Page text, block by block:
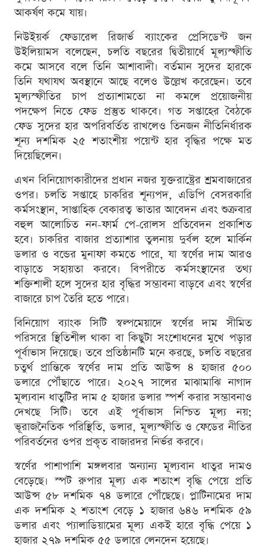
আকর্ষণ কমে যায়।
নিউইয়র্ক ফেডারেল রিজার্ভ ব্যাংকের প্রেসিডেন্ট জন
উইলিয়ামস বলেছেন, চলতি বছরের দ্বিতীয়ার্ধে মূল্যস্ফীতি
কমে আসবে বলে তিনি আশাবাদী। বর্তমান সুদের হারকে
তিনি যথাযথ অবস্থানে আছে বলেও উল্লেখ করেছেন। তবে
মূল্যস্ফীতির চাপ প্রত্যাশামতো না কমলে প্রয়োজনীয়
পদক্ষেপ নিতে ফেড প্রস্তুত থাকবে। গত সপ্তাহের বৈঠকে
ফেড সুদের হার অপরিবর্তিত রাখলেও তিনজন নীতিনির্ধারক
শূন্য দশমিক ২৫ শতাংশীয় পয়েন্ট হার বৃদ্ধির পক্ষে মত
দিয়েছিলেন।
এখন বিনিয়োগকারীদের প্রধান নজর যুক্তরাষ্ট্রের শ্রমবাজারের
ওপর। চলতি সপ্তাহে চাকরির শূন্যপদ, এডিপি বেসরকারি
কর্মসংস্থান, সাপ্তাহিক বেকারত্ব ভাতার আবেদন এবং শুক্রবার
বহুল আলোচিত নন-ফার্ম পে-রোলস প্রতিবেদন প্রকাশিত
হবে। চাকরির বাজার প্রত্যাশার তুলনায় দুর্বল হলে মার্কিন
ডলার ও বন্ডের মুনাফা কমতে পারে, যা স্বর্ণের দাম আরও
বাড়াতে সহায়তা করবে। বিপরীতে কর্মসংস্থানের তথ্য
শক্তিশালী হলে সুদের হার বৃদ্ধির সম্ভাবনা বাড়বে এবং স্বর্ণের
বাজারে চাপ তৈরি হতে পারে।
বিনিয়োগ ব্যাংক সিটি স্বল্পমেয়াদে স্বর্ণের দাম সীমিত
পরিসরে স্থিতিশীল থাকা বা কিছুটা সংশোধনের মুখে পড়ার
পূর্বাভাস দিয়েছে। তবে প্রতিষ্ঠানটি মনে করছে, চলতি বছরের
চতুর্থ প্রান্তিকে স্বর্ণের দাম প্রতি আউন্স ৪ হাজার ৫০০
ডলারে পৌঁছাতে পারে। ২০২৭ সালের মাঝামাঝি নাগাদ
মূল্যবান ধাতুটির দাম ৫ হাজার ডলার স্পর্শ করার সম্ভাবনাও
দেখছে সিটি। তবে এই পূর্বাভাস নিশ্চিত মূল্য নয়;
ভূরাজনৈতিক পরিস্থিতি, ডলার, মূল্যস্ফীতি ও ফেডের নীতির
পরিবর্তনের ওপর প্রকৃত বাজারদর নির্ভর করবে।
স্বর্ণের পাশাপাশি মঙ্গলবার অন্যান্য মূল্যবান ধাতুর দামও
বেড়েছে। স্পট রুপার মূল্য এক শতাংশ বৃদ্ধি পেয়ে প্রতি
আউন্স ৫৮ দশমিক ৭৪ ডলারে পৌঁছেছে। প্লাটিনামের দাম
এক দশমিক ২ শতাংশ বেড়ে ১ হাজার ৬৪৬ দশমিক ৫৯
ডলার এবং প্যালাডিয়ামের মূল্য একই হারে বৃদ্ধি পেয়ে ১
হাজার ২৭৯ দশমিক ৫৫ ডলারে লেনদেন হয়েছে।